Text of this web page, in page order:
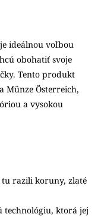
je ideálnou voľbou
obohatiť svoje
Tento produkt
Münze Österreich,
a vysokou
tu razili koruny, zlaté
technológiu, ktorá jej